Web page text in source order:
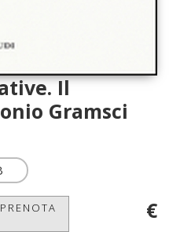
Il
Gramsci
€